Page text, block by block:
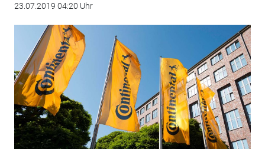
23.07.2019 04:20 Uhr